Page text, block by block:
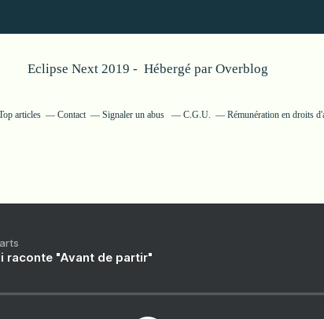
Eclipse Next 2019 - Hébergé par Overblog
articles Contact Signaler un abus C.G.U. Rémunération en droits
raconte "Avant de partir"